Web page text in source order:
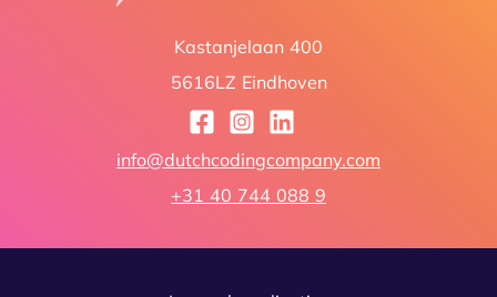
Kastanjelaan 400
5616LZ Eindhoven
info@dutchcodingcompany.com
+31 40 744 088 9